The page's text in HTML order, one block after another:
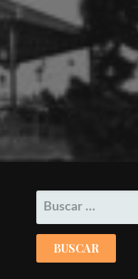
BUSCAR: